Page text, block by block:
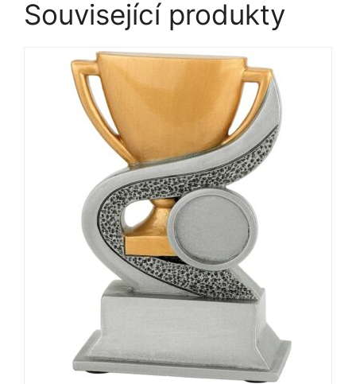
Související produkty